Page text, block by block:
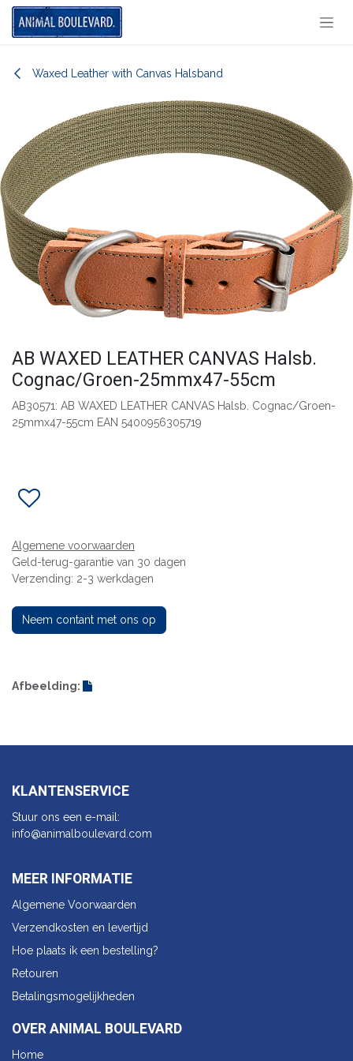
Overslaan naar inhoud
Waxed Leather with Canvas Halsband
AB WAXED LEATHER CANVAS Halsb.
Cognac/Groen-25mmx47-55cm
AB30571: AB WAXED LEATHER CANVAS Halsb. Cognac/Groen-
25mmx47-55cm EAN 5400956305719
Algemene voorwaarden
Geld-terug-garantie van 30 dagen
Verzending: 2-3 werkdagen
Neem contant met ons op
Afbeelding:
KLANTENSERVICE
Stuur ons een e-mail:
info@animalbo​ulevard.com
MEER INFORMATIE
Algemene Voorwaarden
Verzendkosten en levertijd
Hoe plaats ik een bestelling?
Retouren
Betalingsmogelijkheden
OVER ANIMAL BOULEVARD
Home